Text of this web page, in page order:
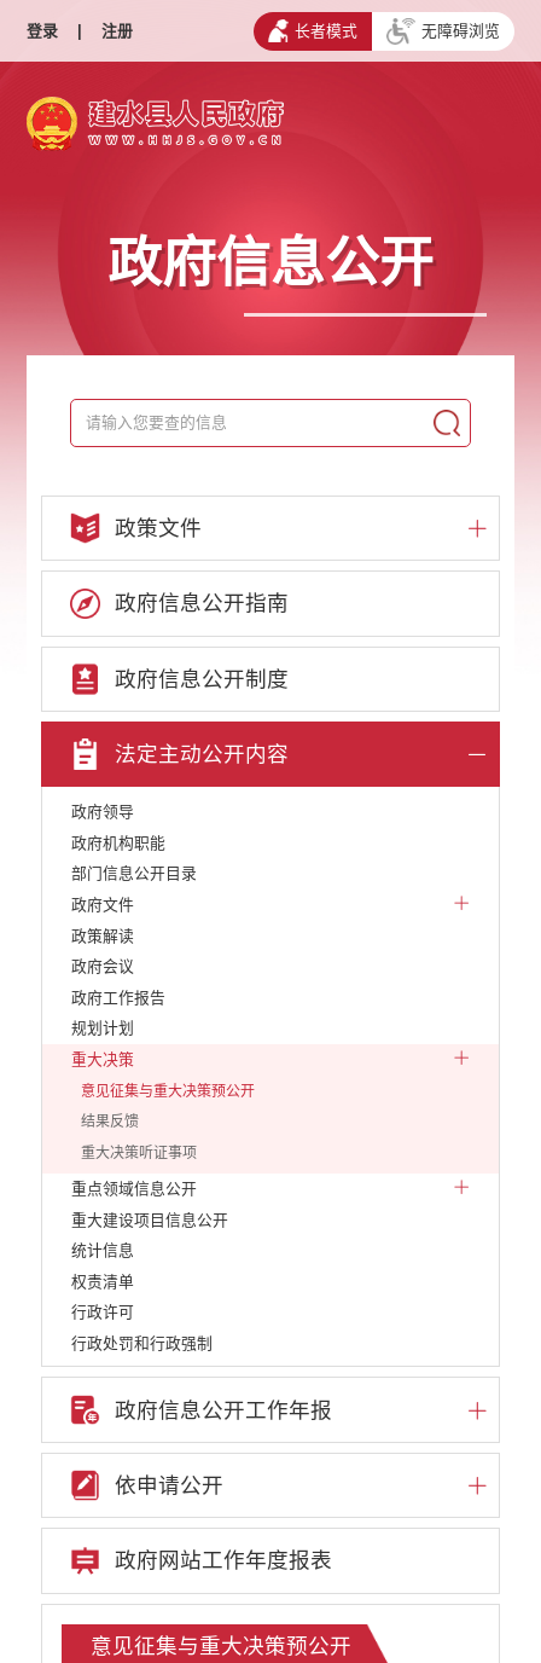
登录 | 注册 长者模式 无障碍浏览
政府信息公开
政策文件
政府信息公开指南
政府信息公开制度
法定主动公开内容
政府领导
政府机构职能
部门信息公开目录
政府文件
政策解读
政府会议
政府工作报告
规划计划
重大决策
意见征集与重大决策预公开
结果反馈
重大决策听证事项
重点领域信息公开
重大建设项目信息公开
统计信息
权责清单
行政许可
行政处罚和行政强制
行政事业性收费
政府集中采购
财政资金直达基层
稳岗就业
减税降费
利企惠民
乡村振兴
养老服务
义务教育
政府信息公开工作年报
依申请公开
政府网站工作年度报表
意见征集与重大决策预公开